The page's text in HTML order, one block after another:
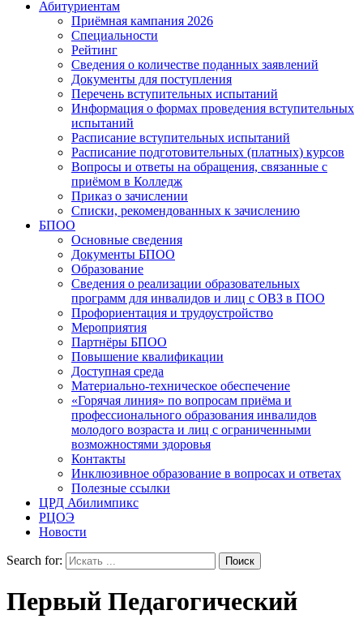
Абитуриентам
Приёмная кампания 2026
Специальности
Рейтинг
Сведения о количестве поданных заявлений
Документы для поступления
Перечень вступительных испытаний
Информация о формах проведения вступительных
испытаний
Расписание вступительных испытаний
Расписание подготовительных (платных) курсов
Вопросы и ответы на обращения, связанные с
приёмом в Колледж
Приказ о зачислении
Списки, рекомендованных к зачислению
БПОО
Основные сведения
Документы БПОО
Образование
Сведения о реализации образовательных
программ для инвалидов и лиц с ОВЗ в ПОО
Профориентация и трудоустройство
Мероприятия
Партнёры БПОО
Повышение квалификации
Доступная среда
Материально-техническое обеспечение
«Горячая линия» по вопросам приёма и
профессионального образования инвалидов
молодого возраста и лиц с ограниченными
возможностями здоровья
Контакты
Инклюзивное образование в вопросах и ответах
Полезные ссылки
ЦРД Абилимпикс
РЦОЭ
Новости
Search for:
Первый Педагогический